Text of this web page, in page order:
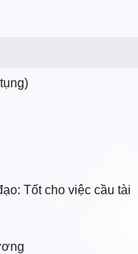
Tốt cho việc cầu tài